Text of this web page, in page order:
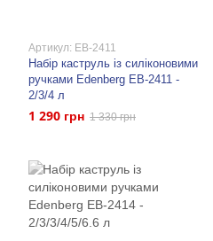
Артикул: EB-2411
Набір каструль із силіконовими
ручками Edenberg EB-2411 -
2/3/4 л
1 290 грн 1 330 грн